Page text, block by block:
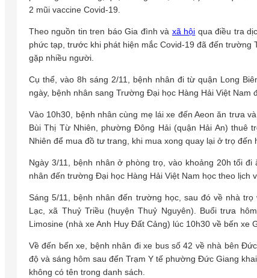
2 mũi vaccine Covid-19.
Theo nguồn tin tren báo Gia đình và xã hội qua điều tra
phức tạp, trước khi phát hiện mắc Covid-19 đã đến
gặp nhiều người.
Cụ thể, vào 8h sáng 2/11, bệnh nhân đi từ quận Long
ngày, bệnh nhân sang Trường Đại học Hàng Hải Việt Nam
Vào 10h30, bệnh nhân cùng mẹ lái xe đến Aeon ăn trưa
Bùi Thị Từ Nhiên, phường Đông Hải (quận Hải An) thuê
Nhiên để mua đồ tư trang, khi mua xong quay lại ở trọ đến
Ngày 3/11, bệnh nhân ở phòng trọ, vào khoảng 20h tối
nhân đến trường Đại học Hàng Hải Việt Nam học theo lịch
Sáng 5/11, bệnh nhân đến trường học, sau đó về nhà
Lạc, xã Thuỷ Triều (huyện Thuỷ Nguyên). Buổi trưa
Limosine (nhà xe Anh Huy Đất Cảng) lúc 10h30 về bến xe
Về đến bến xe, bệnh nhân đi xe bus số 42 về nhà bên
độ và sáng hôm sau đến Trạm Y tế phường Đức Giang
không có tên trong danh sách.